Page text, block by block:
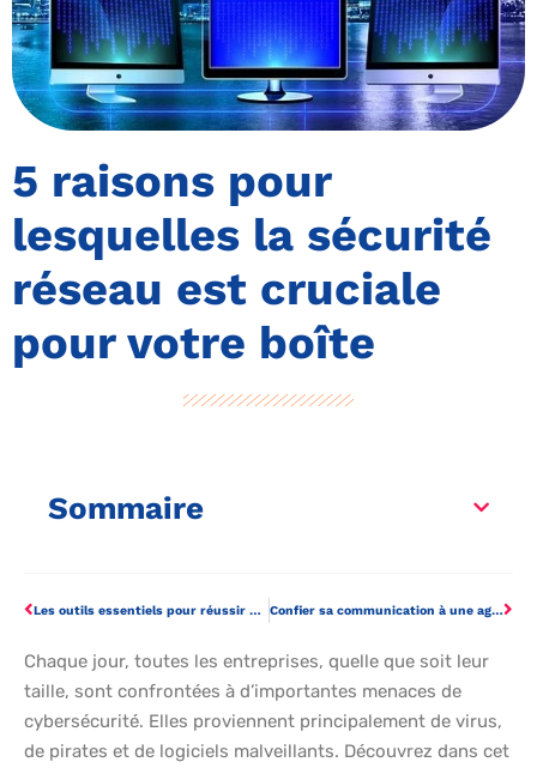
5 raisons pour
lesquelles la sécurité
réseau est cruciale
pour votre boîte
Sommaire
Les outils essentiels pour réussir sa communication digitale Confier sa communication à une agence web
Chaque jour, toutes les entreprises, quelle que soit leur
taille, sont confrontées à d’importantes menaces de
cybersécurité. Elles proviennent principalement de virus,
de pirates et de logiciels malveillants. Découvrez dans cet